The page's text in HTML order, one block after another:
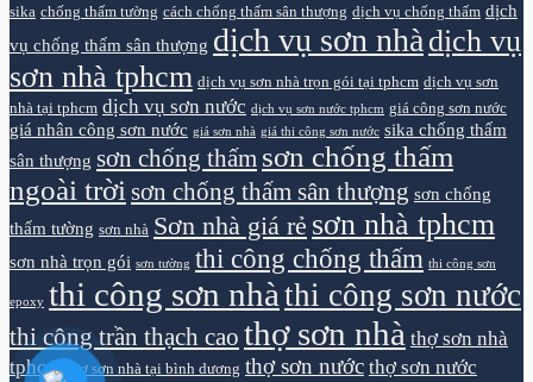
sika chống thấm tường cách chống thấm sân thượng dịch vụ chống thấm dịch
vụ chống thấm sân thượng dịch vụ sơn nhà dịch vụ
sơn nhà tphcm dịch vụ sơn nhà trọn gói tại tphcm dịch vụ sơn
nhà tại tphcm dịch vụ sơn nước dịch vụ sơn nước tphcm giá công sơn nước
giá nhân công sơn nước giá sơn nhà giá thi công sơn nước sika chống thấm
sân thượng sơn chống thấm sơn chống thấm
ngoài trời sơn chống thấm sân thượng sơn chống
thấm tường sơn nhà Sơn nhà giá rẻ sơn nhà tphcm
sơn nhà trọn gói sơn tường thi công chống thấm thi công sơn
epoxy thi công sơn nhà thi công sơn nước
thi công trần thạch cao thợ sơn nhà thợ sơn nhà
tphcm
thợ sơn nhà tại bình dương thợ sơn nước thợ sơn nước